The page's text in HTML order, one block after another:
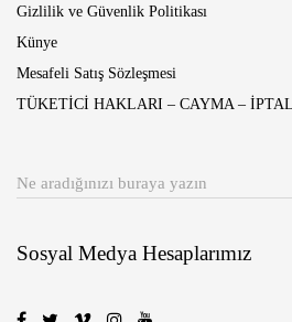
Gizlilik ve Güvenlik Politikası
Künye
Mesafeli Satış Sözleşmesi
TÜKETİCİ HAKLARI – CAYMA –
Aranan:
Sosyal Medya Hesaplarımız